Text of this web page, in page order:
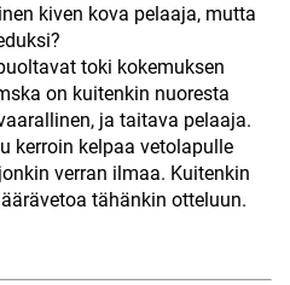
kiven kova pelaaja, mutta
toki kokemuksen
on kuitenkin nuoresta
ja taitava pelaaja.
kerroin kelpaa vetolapulle
verran ilmaa. Kuitenkin
tähänkin otteluun.